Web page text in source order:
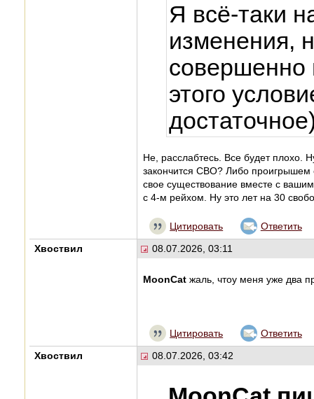
Я всё-таки
изменения,
совершенно
этого
Не, расслабтесь. Все будет плохо.
закончится СВО? Либо проигрышем
свое существование вместе с
с 4-м рейхом. Ну это лет на 30
Цитировать Ответить
Хвоствил 08.07.2026, 03:11
MoonCatжаль, чтоу меня уже два
Цитировать Ответить
Хвоствил 08.07.2026, 03:42